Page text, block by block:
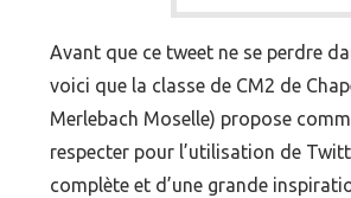
Avant que ce tweet ne se perdre
voici que la classe de CM2 de
Merlebach Moselle) propose
respecter pour l’utilisation de
complète et d’une grande